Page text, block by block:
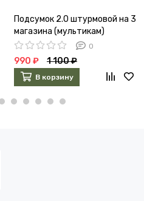
Подсумок 2.0 штурмовой на 3
магазина (мультикам)
0
990 ₽ 1 100 ₽
В корзину